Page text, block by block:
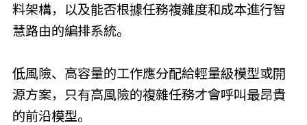
料架構，以及能否根據任務複雜度和成本進行智
慧路由的編排系統。
低風險、高容量的工作應分配給輕量級模型或開
源方案，只有高風險的複雜任務才會呼叫最昂貴
的前沿模型。